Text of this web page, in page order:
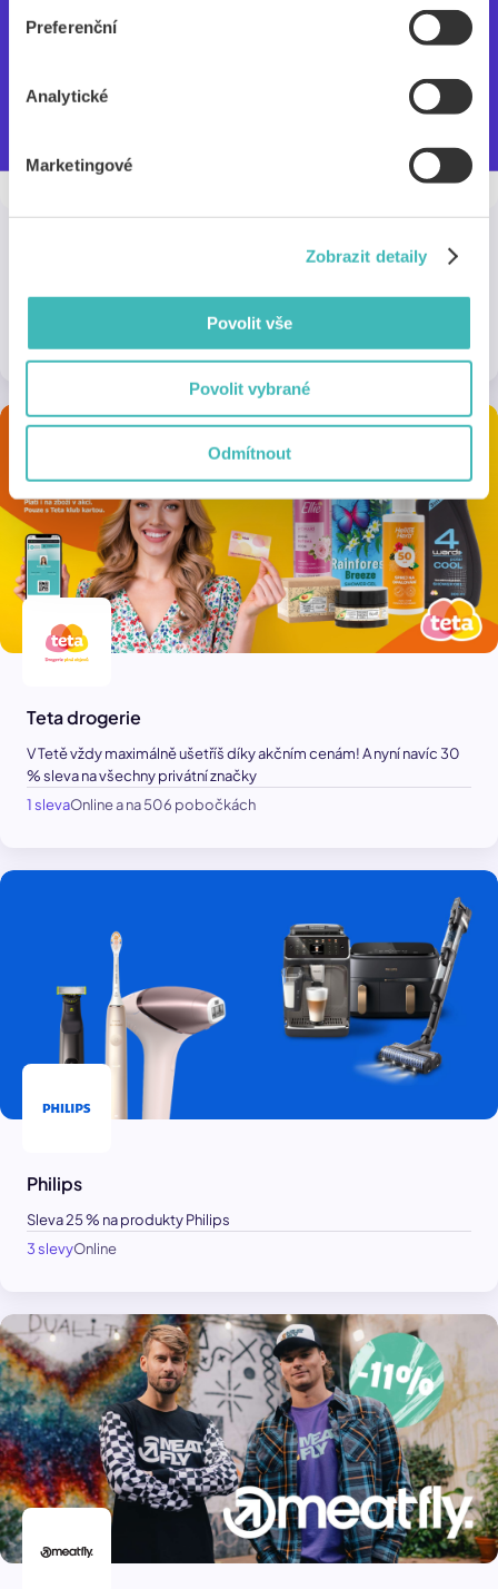
Preferenční
Analytické
Marketingové
Zobrazit detaily
Povolit vše
Povolit vybrané
Odmítnout
Teta drogerie
V Tetě vždy maximálně ušetříš díky akčním cenám! A nyní navíc 30
% sleva na všechny privátní značky
1 slevaOnline a na 506 pobočkách
Philips
Sleva 25 % na produkty Philips
3 slevyOnline